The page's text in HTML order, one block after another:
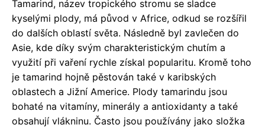
Tamarind, název tropického stromu se sladce
kyselými plody, má původ v Africe, odkud se rozšířil
do dalších oblastí světa. Následně byl zavlečen do
Asie, kde díky svým charakteristickým chutím a
využití při vaření rychle získal popularitu. Kromě toho
je tamarind hojně pěstován také v karibských
oblastech a Jižní Americe. Plody tamarindu jsou
bohaté na vitamíny, minerály a antioxidanty a také
obsahují vlákninu. Často jsou používány jako složka